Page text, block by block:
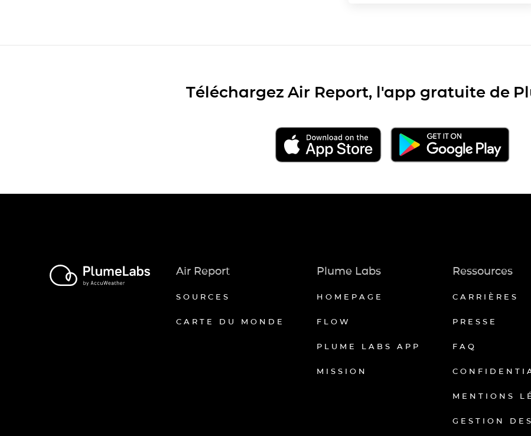
Téléchargez Air Report, l'app gratuite de
Air Report
SOURCES
CARTE DU MONDE
Plume Labs
HOMEPAGE
FLOW
PLUME LABS APP
MISSION
Ressources
CARRIÈRES
PRESSE
FAQ
MENTIONS
GESTION